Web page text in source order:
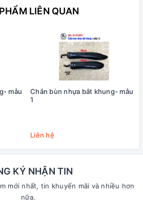
LIÊN QUAN
mẫu
Chắn bùn nhựa bắt khung- mẫu
1
Liên hệ
KÝ NHẬN TIN
mới nhất, tin khuyến mãi và nhiều hơn
nữa.